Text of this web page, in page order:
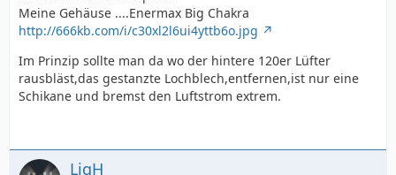
Meine Gehäuse ....Enermax Big Chakra
http://666kb.com/i/c30xl2l6ui4yttb6o.jpg
Im Prinzip sollte man da wo der hintere 120er Lüfter
rausbläst,das gestanzte Lochblech,entfernen,ist nur eine
Schikane und bremst den Luftstrom extrem.
LigH